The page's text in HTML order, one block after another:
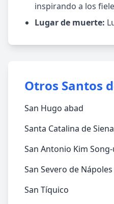
inspirando a los
Lugar de muerte:
Otros Santos
San Hugo abad
Santa Catalina de Siena
San Antonio Kim
San Severo de Nápoles
San Tíquico